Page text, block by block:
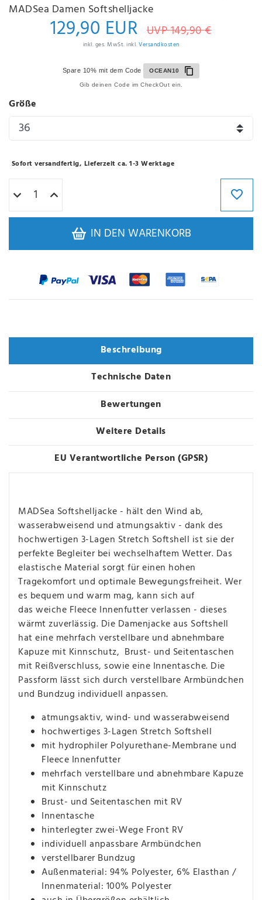
MADSea Damen Softshelljacke
129,90 EUR UVP 149,90 €
inkl. ges. MwSt. inkl. Versandkosten
Spare 10% mit dem Code OCEAN10
Gib deinen Code im CheckOut ein.
Größe
Sofort versandfertig, Lieferzeit ca. 1-3 Werktage
IN DEN WARENKORB
Beschreibung
Technische Daten
Bewertungen
Weitere Details
EU Verantwortliche Person (GPSR)
MADSea Softshelljacke - hält den Wind ab,
wasserabweisend und atmungsaktiv - dank des
hochwertigen 3-Lagen Stretch Softshell ist sie der
perfekte Begleiter bei wechselhaftem Wetter. Das
elastische Material sorgt für einen hohen
Tragekomfort und optimale Bewegungsfreiheit. Wer
es bequem und warm mag, kann sich auf
das weiche Fleece Innenfutter verlassen - dieses
wärmt zuverlässig. Die Damenjacke aus Softshell
hat eine mehrfach verstellbare und abnehmbare
Kapuze mit Kinnschutz, Brust- und Seitentaschen
mit Reißverschluss, sowie eine Innentasche. Die
Passform lässt sich durch verstellbare Armbündchen
und Bundzug individuell anpassen.
atmungsaktiv, wind- und wasserabweisend
hochwertiges 3-Lagen Stretch Softshell
mit hydrophiler Polyurethane-Membrane und
Fleece Innenfutter
mehrfach verstellbare und abnehmbare Kapuze
mit Kinnschutz
Brust- und Seitentaschen mit RV
Innentasche
hinterlegter zwei-Wege Front RV
individuell anpassbare Armbündchen
verstellbarer Bundzug
Außenmaterial: 94% Polyester, 6% Elasthan /
Innenmaterial: 100% Polyester